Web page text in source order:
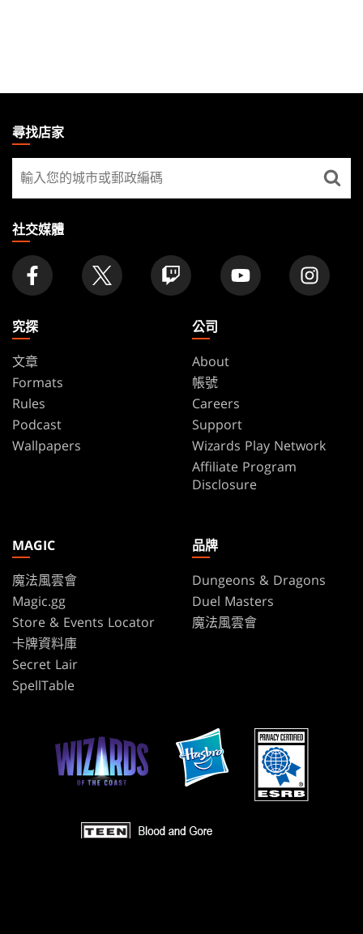
THE
GATHERING
FOOTER
尋找店家
尋
找
家
社交媒體
究探
文章
Formats
Rules
Podcast
Wallpapers
公司
About
帳號
Careers
Support
Wizards Play Network
Affiliate Program
Disclosure
MAGIC
魔法風雲會
Magic.gg
Store & Events Locator
卡牌資料庫
Secret Lair
SpellTable
品牌
Dungeons & Dragons
Duel Masters
魔法風雲會